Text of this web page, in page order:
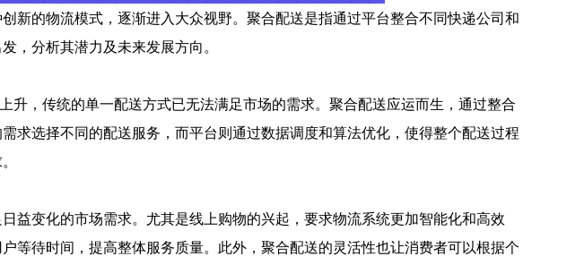
新的物流模式，逐渐进入大众视野。聚合配送是指通过平台整合不同快递公司和
，分析其潜力及未来发展方向。
，传统的单一配送方式已无法满足市场的需求。聚合配送应运而生，通过整合
求选择不同的配送服务，而平台则通过数据调度和算法优化，使得整个配送过程
益变化的市场需求。尤其是线上购物的兴起，要求物流系统更加智能化和高效
等待时间，提高整体服务质量。此外，聚合配送的灵活性也让消费者可以根据个